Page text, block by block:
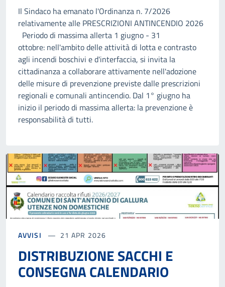
Il Sindaco ha emanato l'Ordinanza n. 7/2026
relativamente alle PRESCRIZIONI ANTINCENDIO 2026
Periodo di massima allerta 1 giugno - 31
ottobre: nell'ambito delle attività di lotta e contrasto
agli incendi boschivi e d'interfaccia, si invita la
cittadinanza a collaborare attivamente nell'adozione
delle misure di prevenzione previste dalle prescrizioni
regionali e comunali antincendio. Dal 1° giugno ha
inizio il periodo di massima allerta: la prevenzione è
responsabilità di tutti.
AVVISI 21 APR 2026
DISTRIBUZIONE SACCHI E
CONSEGNA CALENDARIO